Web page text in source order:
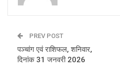
PREV POST
पञ्चांग एवं राशिफल, शनिवार,
दिनांक 31 जनवरी 2026